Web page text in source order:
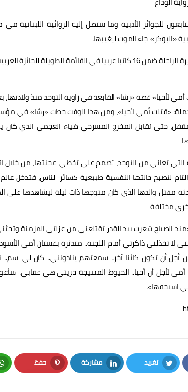
للجوائز الأدبية وما ستصل إليه الروائية
«البوكر»، جاء الموت ليغيبها.
وكانت المؤلفة الكبيرة الراحلة ضمن 16 كاتبا عربيا في
أمي لأحيا» قصة «رشا» القابعة في زاوية التوحد منذ
«قتلت أمي لأحيا»، ومن هذا الوقت حطت «رشا» في
حتى تقابل المخرج المسرحي ضياء العجمي الذي كان
التي تعاني من التوحد، تصمم على تخطي محنتها، من خلال
لتصبح حالتها النفسية طبيعية كسائر الناس، فتدخل
حادثة مقتل والدها الذي كان متوجها ذات ليلة ليشاهدها
مختلفة.
الصباح شعرت بيد القدر تقتلعني من عزلتي المزمنة
لا تخذلني ذاكرتي أمام اللجنة.. متدثرة بفستان أمي
أن تكون كائنا آخر.. سمعتهم ينادونني.. كان لي اسم..
أمي لأجل أن أحيا.. الخيوط المسيجة حريتي هي عقابي..
استحقها».
تغريد
Twitter
مشاركة
LinkedIn
حفظ
Pinterest